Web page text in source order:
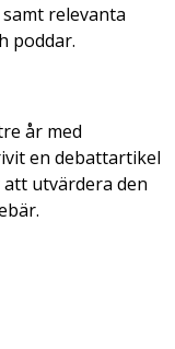
relevanta
poddar.
år med
en debattartikel
utvärdera den